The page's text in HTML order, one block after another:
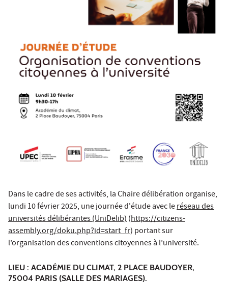
Dans le cadre de ses activités, la Chaire délibération organise,
lundi 10 février 2025, une journée d'étude avec leréseaudes
universités délibérantes (UniDelib)(https://citizens-
assembly.org/doku.php?id=start_fr) portant sur
l’organisation des conventions citoyennes à l’université.
LIEU : ACADÉMIE DU CLIMAT, 2 PLACE BAUDOYER,
75004 PARIS (SALLE DES MARIAGES).